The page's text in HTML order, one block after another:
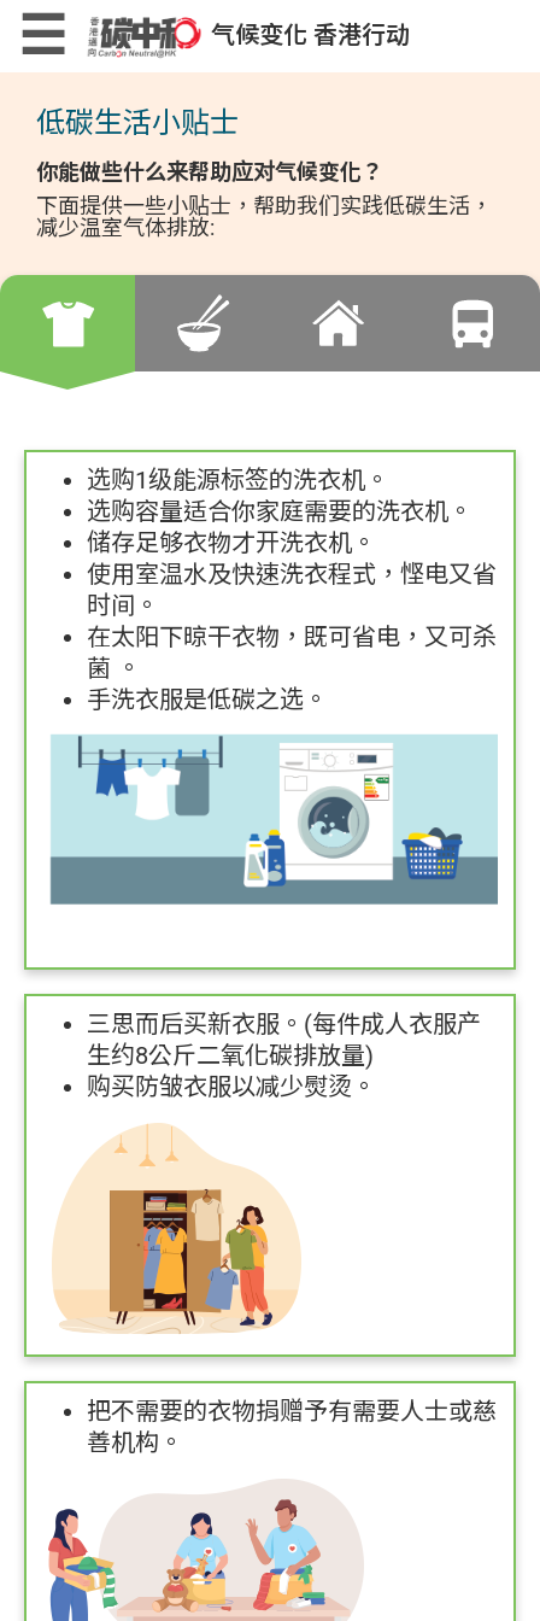
Skip
main
content
☰ 气候变化 香港行动
低碳生活计算机
低碳生活小游戏
繁 |Eng
×
低碳生活小贴士
你能做些什么来帮助应对气候变化？
下面提供一些小贴士，帮助我们实践低碳生活，
减少温室气体排放:
选购1级能源标签的洗衣机。
选购容量适合你家庭需要的洗衣机。
储存足够衣物才开洗衣机。
使用室温水及快速洗衣程式，悭电又省
时间。
在太阳下晾干衣物，既可省电，又可杀
菌 。
手洗衣服是低碳之选。
三思而后买新衣服。(每件成人衣服产
生约8公斤二氧化碳排放量)
购买防皱衣服以减少熨烫。
把不需要的衣物捐赠予有需要人士或慈
善机构。